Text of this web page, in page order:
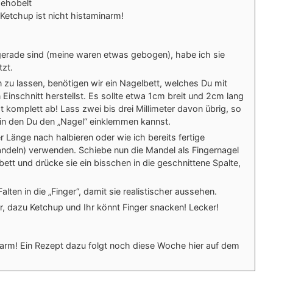
ist nicht histaminarm!
sind (meine waren etwas gebogen), habe ich sie
zu lassen, benötigen wir ein Nagelbett, welches Du mit
herstellst. Es sollte etwa 1cm breit und 2cm lang
komplett ab! Lass zwei bis drei Millimeter davon übrig, so
den Du den „Nagel“ einklemmen kannst.
Länge nach halbieren oder wie ich bereits fertige
verwenden. Schiebe nun die Mandel als Fingernagel
und drücke sie ein bisschen in die geschnittene Spalte,
in die „Finger“, damit sie realistischer aussehen.
dazu Ketchup und Ihr könnt Finger snacken! Lecker!
Ein Rezept dazu folgt noch diese Woche hier auf dem